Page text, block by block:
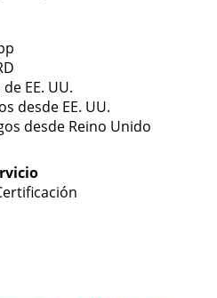
EE. UU.
desde EE. UU.
desde Reino Unido